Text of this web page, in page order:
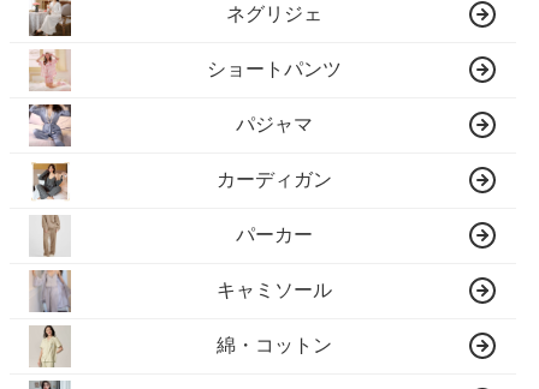
ネグリジェ
ショートパンツ
パジャマ
カーディガン
パーカー
キャミソール
綿・コットン